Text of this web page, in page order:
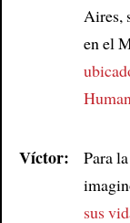
Aires,
en el
Víctor:
Para
sus